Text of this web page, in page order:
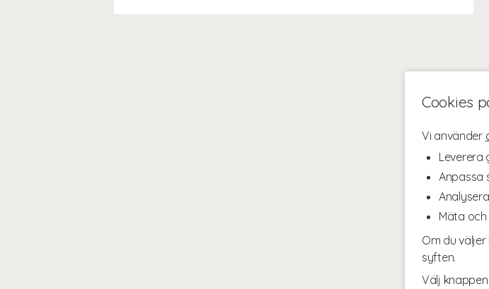
Cookies
Vi använder
Leverera
Anpassa
Mäta
Om du
syften.
Välj